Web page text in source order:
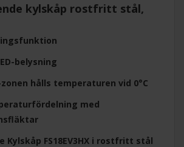
kylskåp rostfritt stål,
belysning
hålls temperaturen vid 0°C
med
Kylskåp FS18EV3HX i rostfritt stål